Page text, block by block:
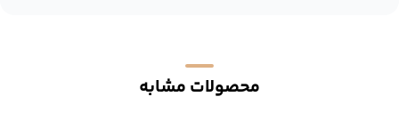
محصولات مشابه